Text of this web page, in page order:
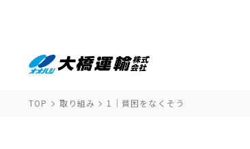
TOP 取り組み 1｜貧困をなくそう